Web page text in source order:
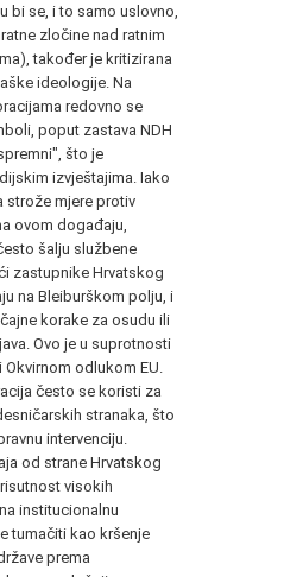
bi se, i to samo uslovno,
zločine nad ratnim
također je kritizirana
ideologije. Na
redovno se
poput zastava NDH
što je
izvještajima. Iako
strože mjere protiv
ovom događaju,
šalju službene
zastupnike Hrvatskog
na Bleiburškom polju, i
korake za osudu ili
Ovo je u suprotnosti
odlukom EU.
često se koristi za
stranaka, što
intervenciju.
od strane Hrvatskog
visokih
institucionalnu
tumačiti kao kršenje
prema